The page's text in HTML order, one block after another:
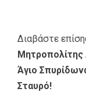
Διαβάστε
Μητροπολίτης
Άγιο
Σταυρό!